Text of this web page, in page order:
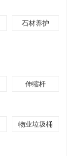
石材养护
伸缩杆
物业垃圾桶